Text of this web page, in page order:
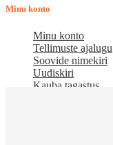
Minu konto
Minu konto
Tellimuste ajalugu
Soovide nimekiri
Uudiskiri
Kauba tagastus